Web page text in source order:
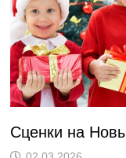
Сценки на